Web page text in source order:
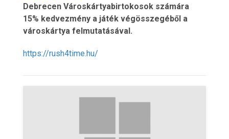
Debrecen Városkártyabirtokosok számára
15% kedvezmény a játék végösszegéből a
városkártya felmutatásával.
https://rush4time.hu/